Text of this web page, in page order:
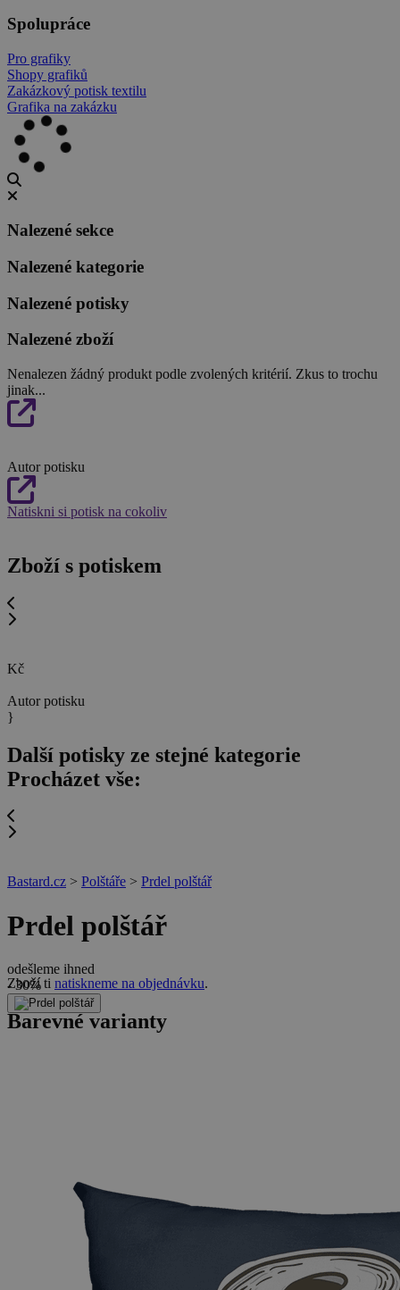
Spolupráce
Pro grafiky
Shopy grafiků
Zakázkový potisk textilu
Grafika na zakázku
Nalezené sekce
Nalezené kategorie
Nalezené potisky
Nalezené zboží
Nenalezen žádný produkt podle zvolených kritérií. Zkus to trochu
jinak...
Autor potisku
Natiskni si potisk na cokoliv
Zboží s potiskem
Kč
Autor potisku
}
Další potisky ze stejné kategorie
Procházet vše:
Bastard.cz > Polštáře > Prdel polštář
Prdel polštář
odešleme ihned
- 30%
Zboží ti natiskneme na objednávku.
Barevné varianty